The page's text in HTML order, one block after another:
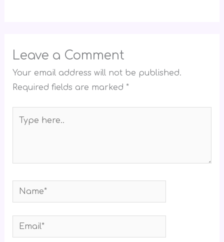
Leave a Comment
Your email address will not be published.
Required fields are marked *
here..
Name*
Email*